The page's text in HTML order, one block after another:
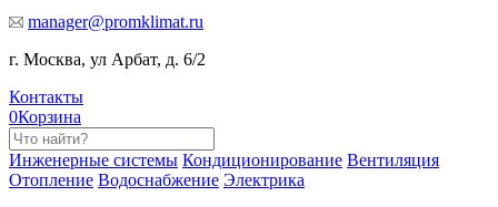
manager@promklimat.ru
г. Москва, ул Арбат, д. 6/2
Контакты
0Корзина
Инженерные системы Кондиционирование Вентиляция
Отопление Водоснабжение Электрика